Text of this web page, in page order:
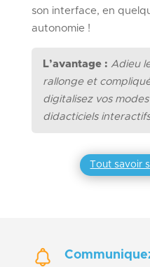
son interface, en
autonomie !
L’avantage : Adieu
rallonge et
digitalisez vos
didacticiels
Tout savoir